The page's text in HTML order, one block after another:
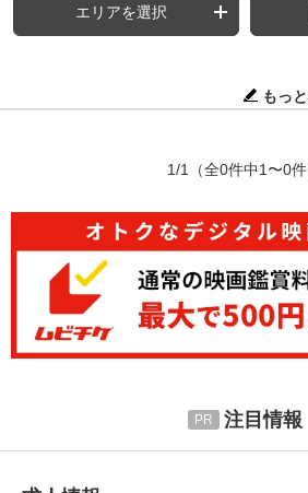
エリアを選択
もっ
1/1 （全0件中1〜0件
注目情報